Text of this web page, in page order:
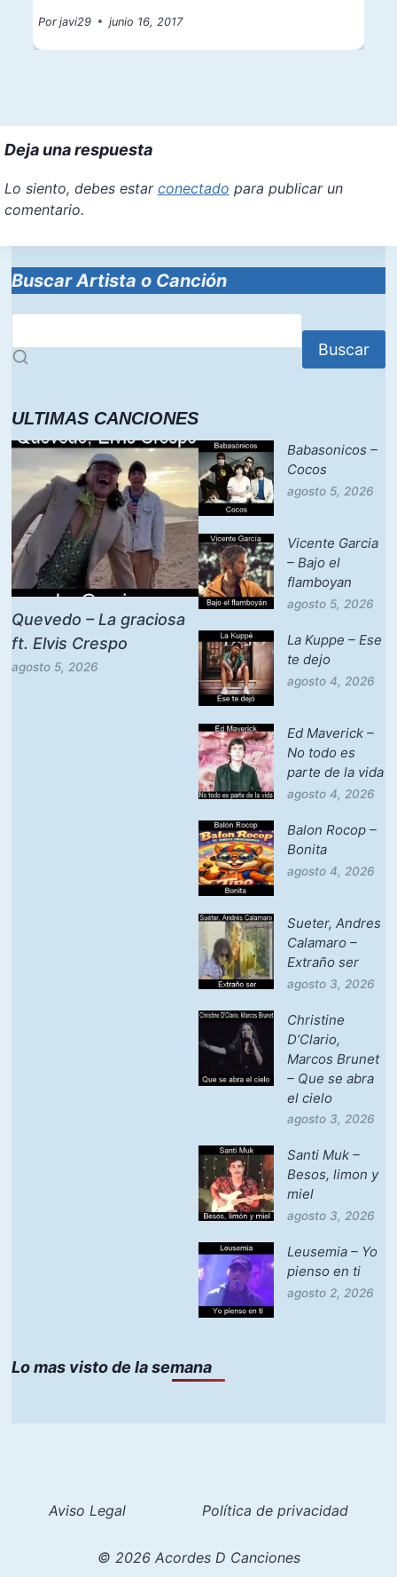
Por javi29 junio 16, 2017
Deja una respuesta
Lo siento, debes estar conectado para publicar un
comentario.
Buscar Artista o Canción
Buscar
ULTIMAS CANCIONES
Quevedo – La graciosa
ft. Elvis Crespo
agosto 5, 2026
Babasonicos –
Cocos
agosto 5, 2026
Vicente Garcia
– Bajo el
flamboyan
agosto 5, 2026
La Kuppe – Ese
te dejo
agosto 4, 2026
Ed Maverick –
No todo es
parte de la vida
agosto 4, 2026
Balon Rocop –
Bonita
agosto 4, 2026
Sueter, Andres
Calamaro –
Extraño ser
agosto 3, 2026
Christine
D’Clario,
Marcos Brunet
– Que se abra
el cielo
agosto 3, 2026
Santi Muk –
Besos, limon y
miel
agosto 3, 2026
Leusemia – Yo
pienso en ti
agosto 2, 2026
Lo mas visto de la semana
Aviso Legal Política de privacidad
© 2026 Acordes D Canciones